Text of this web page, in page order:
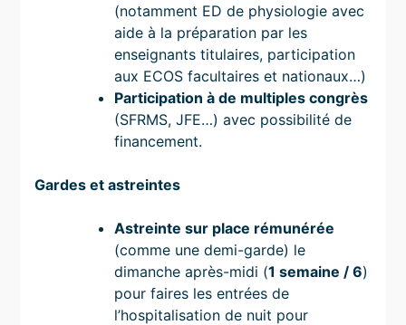
(notamment ED de physiologie avec
aide à la préparation par les
enseignants titulaires, participation
aux ECOS facultaires et nationaux…)
Participation à de multiples congrès
(SFRMS, JFE…) avec possibilité de
financement.
Gardes et astreintes
Astreinte sur place rémunérée
(comme une demi-garde) le
dimanche après-midi (1 semaine / 6)
pour faires les entrées de
l’hospitalisation de nuit pour